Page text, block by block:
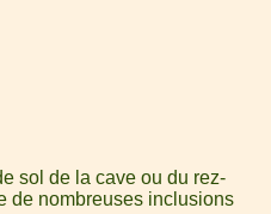
sol de la cave ou du rez-
de nombreuses inclusions